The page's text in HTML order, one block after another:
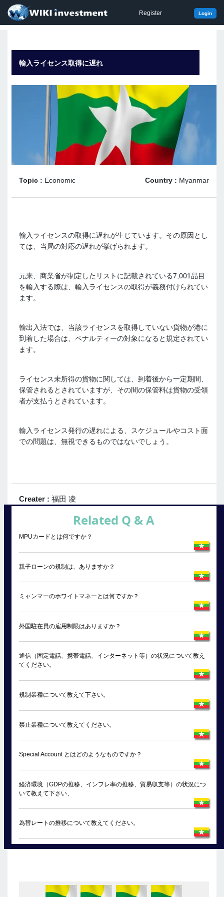
Register Login
輸入ライセンス取得に遅れ
Topic : Economic Country : Myanmar
輸入ライセンスの取得に遅れが生じています。その原因とし
ては、当局の対応の遅れが挙げられます。
元来、商業省が制定したリストに記載されている7,001品目
を輸入する際は、輸入ライセンスの取得が義務付けられてい
ます。
輸出入法では、当該ライセンスを取得していない貨物が港に
到着した場合は、ペナルティーの対象になると規定されてい
ます。
ライセンス未所得の貨物に関しては、到着後から一定期間、
保管されるとされていますが、その間の保管料は貨物の受領
者が支払うとされています。
輸入ライセンス発行の遅れによる、スケジュールやコスト面
での問題は、無視できるものではないでしょう。
Creater : 福田 凌
Related Q & A
MPUカードとは何ですか？
親子ローンの規制は、ありますか？
ミャンマーのホワイトマネーとは何ですか？
外国駐在員の雇用制限はありますか？
通信（固定電話、携帯電話、インターネット等）の状況について教え
てください。
規制業種について教えて下さい。
禁止業種について教えてください。
Special Account とはどのようなものですか？
経済環境（GDPの推移、インフレ率の推移、貿易収支等）の状況につ
いて教えて下さい、
為替レートの推移について教えてください。